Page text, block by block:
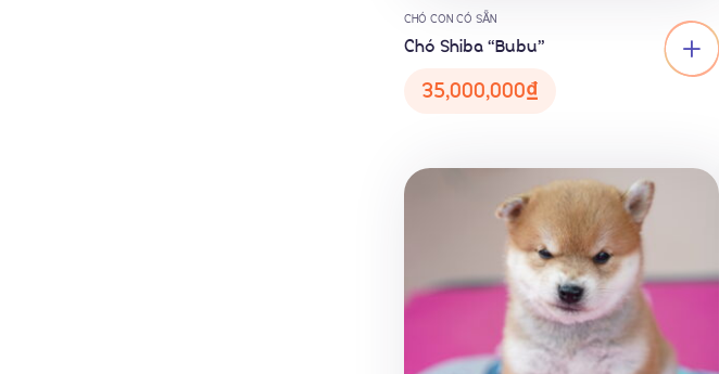
CHÓ CON CÓ SẴN
Chó Shiba “Bubu”
35,000,000₫